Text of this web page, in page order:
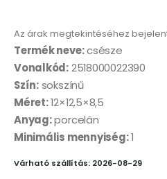
Az árak megtekintéséhez
Termék neve:csésze
Vonalkód:2518000022390
Szín:sokszínű
Méret:12×12,5×8,5
Anyag:porcelán
Minimális mennyiség:1
Várható szállítás: 2026-08-29